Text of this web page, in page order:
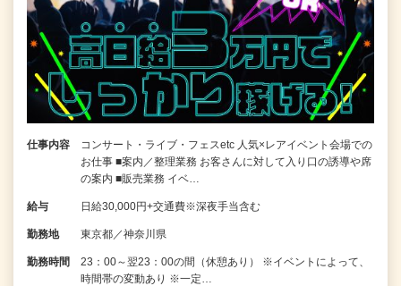
仕事内容
コンサート・ライブ・フェスetc 人気×レアイベント会場での
お仕事 ■案内／整理業務 お客さんに対して入り口の誘導や席
の案内 ■販売業務 イベ…
給与 日給30,000円+交通費※深夜手当含む
勤務地 東京都／神奈川県
勤務時間
23：00～翌23：00の間（休憩あり） ※イベントによって、
時間帯の変動あり ※一定…